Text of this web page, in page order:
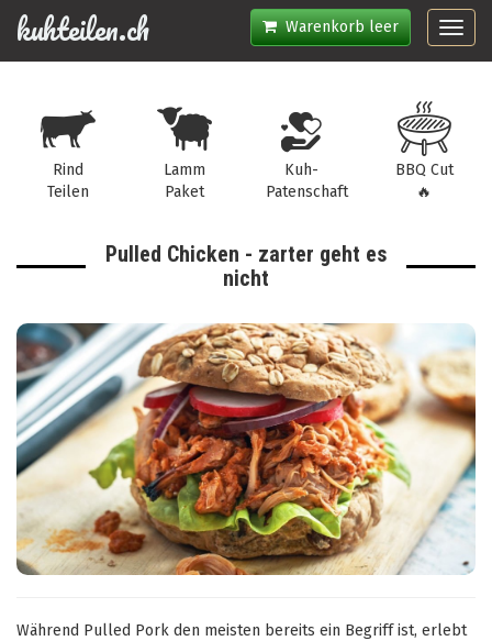
Warenkorb leer
kuhteilen.ch
Rind
Teilen
Lamm
Paket
Kuh-
Patenschaft
BBQ Cut
🔥
Pulled Chicken - zarter geht es
nicht
Während Pulled Pork den meisten bereits ein Begriff ist, erlebt